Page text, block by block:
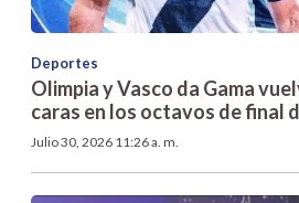
Deportes
Olimpia y Vasco da Gama
caras en los octavos de final
Julio 30, 2026 11:26 a. m.